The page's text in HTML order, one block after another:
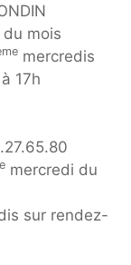
mois
mercredis
17h
mercredi du
sur rendez-